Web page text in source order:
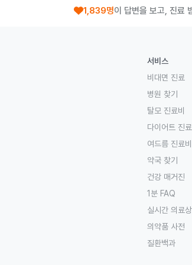
1,839명이 답변을 보고, 진료
서비스
비대면 진료
병원 찾기
탈모 진료비
다이어트 진
여드름 진료비
약국 찾기
건강 매거진
1분 FAQ
실시간 의료
의약품 사전
질환백과